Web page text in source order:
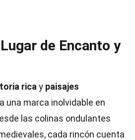
de Encanto y
rica y paisajes
una marca inolvidable en
las colinas ondulantes
cada rincón cuenta